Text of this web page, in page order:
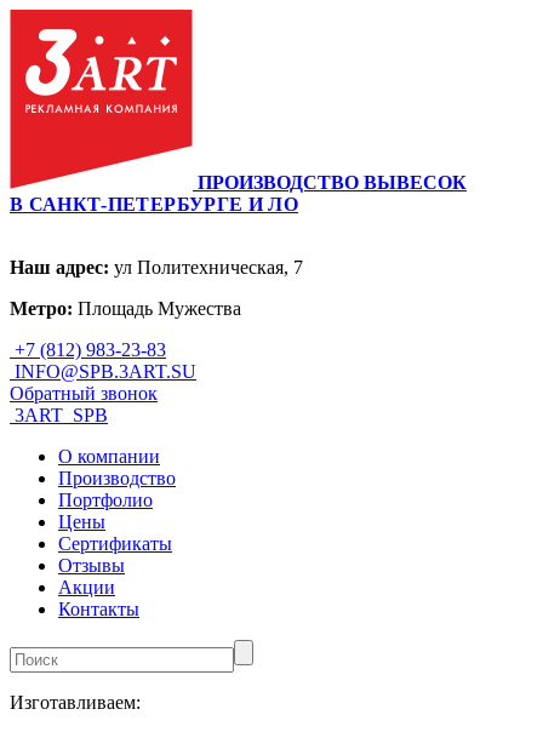
ПРОИЗВОДСТВО ВЫВЕСОК
В САНКТ-ПЕТЕРБУРГЕ И ЛО
Наш адрес: ул Политехническая, 7
Метро: Площадь Мужества
+7 (812) 983-23-83
INFO@SPB.3ART.SU
Обратный звонок
3ART_SPB
О компании
Производство
Портфолио
Цены
Сертификаты
Отзывы
Акции
Контакты
Изготавливаем: